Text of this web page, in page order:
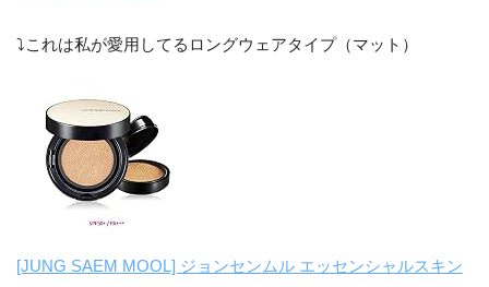
⤵︎これは私が愛用してるロングウェアタイプ（マット）
[JUNG SAEM MOOL] ジョンセンムル エッセンシャルスキン